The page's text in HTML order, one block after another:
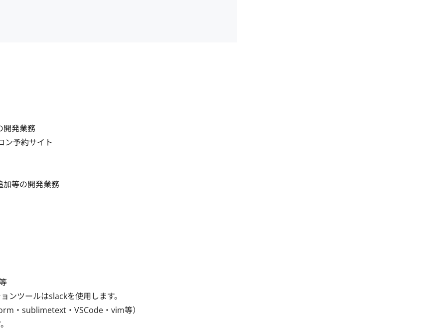
開発業務
ン予約サイト
等の開発業務
ツールはslackを使用します。
・sublimetext・VSCode・vim等）